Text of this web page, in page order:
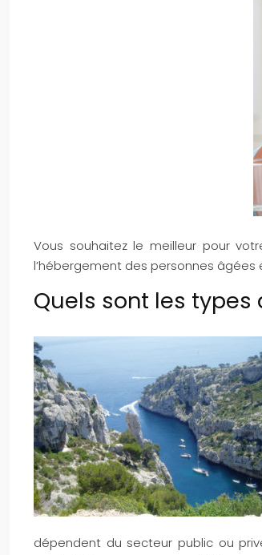
Vous souhaitez le meilleur pour
l’hébergement des personnes
Quels sont les types
dépendent du secteur public ou